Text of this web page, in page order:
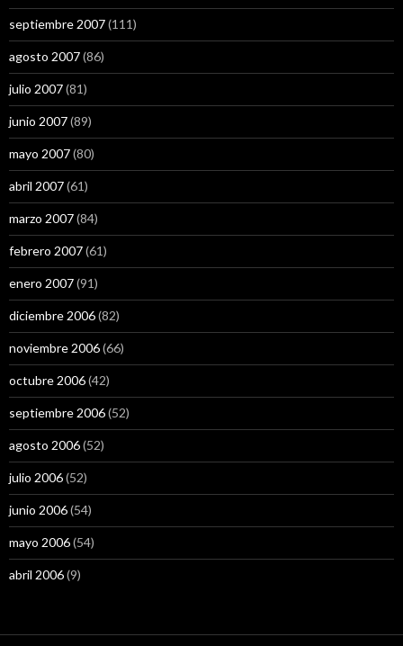
septiembre 2007(111)
agosto 2007(86)
julio 2007(81)
junio 2007(89)
mayo 2007(80)
abril 2007(61)
marzo 2007(84)
febrero 2007(61)
enero 2007(91)
diciembre 2006(82)
noviembre 2006(66)
octubre 2006(42)
septiembre 2006(52)
agosto 2006(52)
julio 2006(52)
junio 2006(54)
mayo 2006(54)
abril 2006(9)